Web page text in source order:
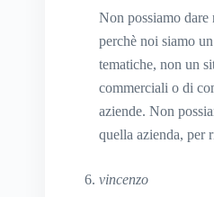
Non possiamo
perchè noi siamo
tematiche, non un
commerciali o di
aziende. Non
quella azienda, per
vincenzo